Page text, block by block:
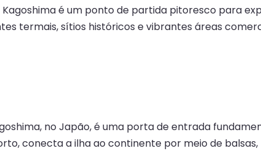
é um ponto de partida pitoresco para
termais, sítios históricos e vibrantes áreas
no Japão, é uma porta de entrada
conecta a ilha ao continente por meio de